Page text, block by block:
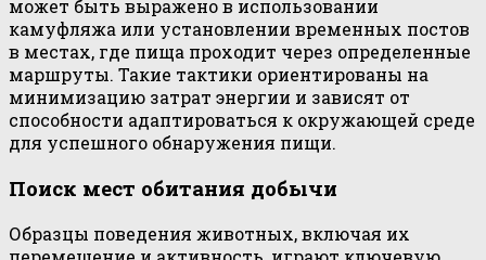
может быть выражено в использовании
камуфляжа или установлении временных постов
в местах, где пища проходит через определенные
маршруты. Такие тактики ориентированы на
минимизацию затрат энергии и зависят от
способности адаптироваться к окружающей среде
для успешного обнаружения пищи.
Поиск мест обитания добычи
Образцы поведения животных, включая их